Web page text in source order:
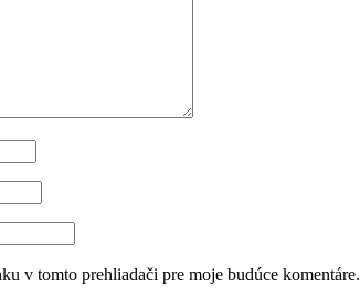
v tomto prehliadači pre moje budúce komentáre.